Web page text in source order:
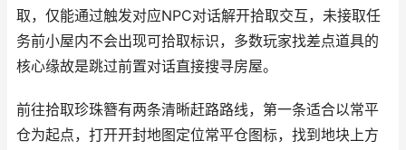
取，仅能通过触发对应NPC对话解开拾取交互，未接取任
务前小屋内不会出现可拾取标识，多数玩家找差点道具的
核心缘故是跳过前置对话直接搜寻房屋。
前往拾取珍珠簪有两条清晰赶路路线，第一条适合以常平
仓为起点，打开开封地图定位常平仓图标，找到地块上方